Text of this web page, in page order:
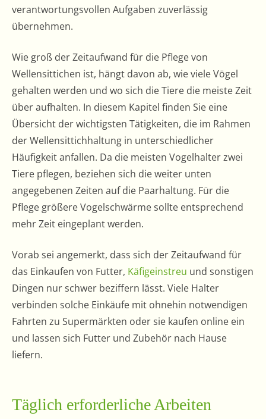
verantwortungsvollen Aufgaben zuverlässig
übernehmen.
Wie groß der Zeitaufwand für die Pflege von
Wellensittichen ist, hängt davon ab, wie viele Vögel
gehalten werden und wo sich die Tiere die meiste Zeit
über aufhalten. In diesem Kapitel finden Sie eine
Übersicht der wichtigsten Tätigkeiten, die im Rahmen
der Wellensittichhaltung in unterschiedlicher
Häufigkeit anfallen. Da die meisten Vogelhalter zwei
Tiere pflegen, beziehen sich die weiter unten
angegebenen Zeiten auf die Paarhaltung. Für die
Pflege größere Vogelschwärme sollte entsprechend
mehr Zeit eingeplant werden.
Vorab sei angemerkt, dass sich der Zeitaufwand für
das Einkaufen von Futter, Käfigeinstreu und sonstigen
Dingen nur schwer beziffern lässt. Viele Halter
verbinden solche Einkäufe mit ohnehin notwendigen
Fahrten zu Supermärkten oder sie kaufen online ein
und lassen sich Futter und Zubehör nach Hause
liefern.
Täglich erforderliche Arbeiten